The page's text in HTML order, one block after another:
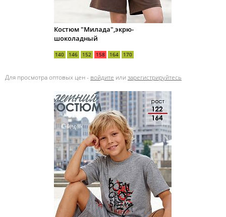
Костюм "Милада",экрю-
шоколадный
140 146 152 158 164 170
Для просмотра оптовых цен - войдите или зарегистрируйтесь